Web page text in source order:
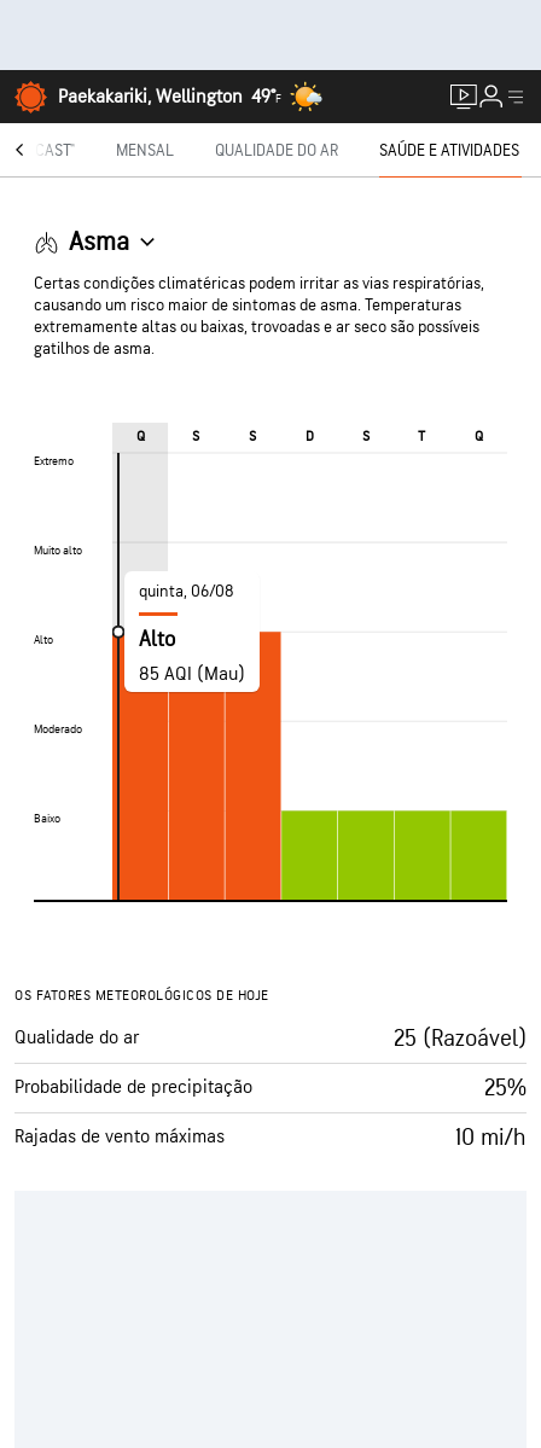
Paekakariki, Wellington 49°F
MENSAL QUALIDADE DO AR SAÚDE E ATIVIDADES
Asma
Certas condições climatéricas podem irritar as vias respiratórias,
causando um risco maior de sintomas de asma. Temperaturas
extremamente altas ou baixas, trovoadas e ar seco são possíveis
gatilhos de asma.
Extremo
Muito alto
Alto
Moderado
Baixo
Q S S D S T Q
Extremo
Muito alto
Alto
Moderado
Baixo
quinta, 06/08
Alto
85 AQI (Mau)
OS FATORES METEOROLÓGICOS DE HOJE
Qualidade do ar 25 (Razoável)
Probabilidade de precipitação 25%
Rajadas de vento máximas 10 mi/h